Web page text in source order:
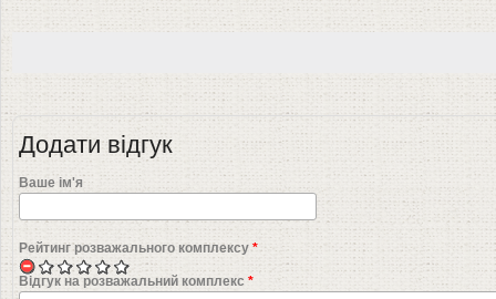
Додати відгук
Ваше ім'я
Рейтинг розважального комплексу*
Відгук на розважальний комплекс *